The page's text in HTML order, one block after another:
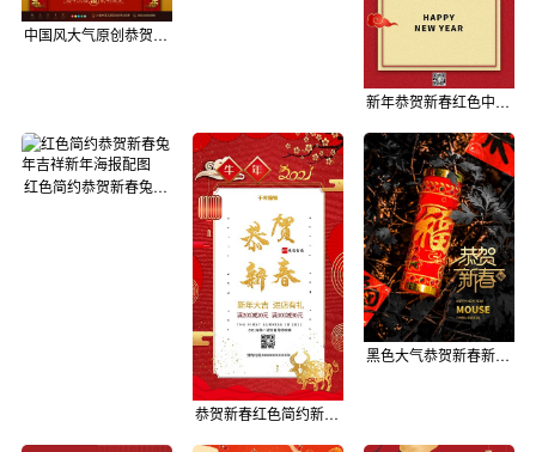
中国风大气原创恭贺新春新年海报
新年恭贺新春红色中国风海报
红色简约恭贺新春兔年吉祥新年海报配图
恭贺新春红色简约新年海报
黑色大气恭贺新春新年海报